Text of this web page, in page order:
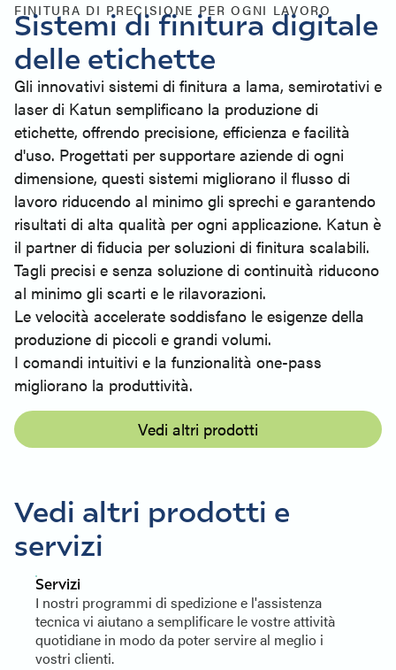
FINITURA DI PRECISIONE PER OGNI LAVORO
Sistemi di finitura digitale
delle etichette
Gli innovativi sistemi di finitura a lama, semirotativi e
laser di Katun semplificano la produzione di
etichette, offrendo precisione, efficienza e facilità
d'uso. Progettati per supportare aziende di ogni
dimensione, questi sistemi migliorano il flusso di
lavoro riducendo al minimo gli sprechi e garantendo
risultati di alta qualità per ogni applicazione. Katun è
il partner di fiducia per soluzioni di finitura scalabili.
Tagli precisi e senza soluzione di continuità riducono
al minimo gli scarti e le rilavorazioni.
Le velocità accelerate soddisfano le esigenze della
produzione di piccoli e grandi volumi.
I comandi intuitivi e la funzionalità one-pass
migliorano la produttività.
Vedi altri prodotti
Vedi altri prodotti e
servizi
Servizi
I nostri programmi di spedizione e l'assistenza
tecnica vi aiutano a semplificare le vostre attività
quotidiane in modo da poter servire al meglio i
vostri clienti.